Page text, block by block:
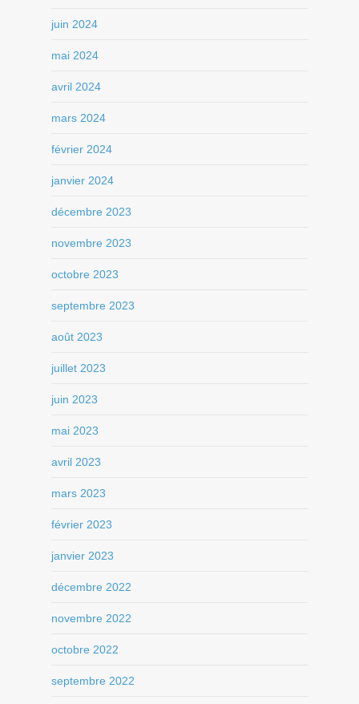
juin 2024
mai 2024
avril 2024
mars 2024
février 2024
janvier 2024
décembre 2023
novembre 2023
octobre 2023
septembre 2023
août 2023
juillet 2023
juin 2023
mai 2023
avril 2023
mars 2023
février 2023
janvier 2023
décembre 2022
novembre 2022
octobre 2022
septembre 2022